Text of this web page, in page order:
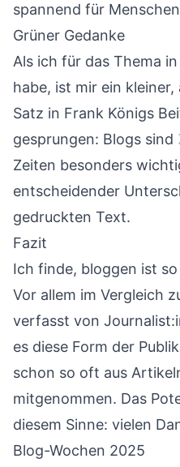
spannend für
Grüner Gedanke
Als ich für das Thema
habe, ist mir ein
Satz in Frank Königs
gesprungen: Blogs sind
Zeiten besonders
entscheidender
gedruckten Text.
Fazit
Ich finde, bloggen ist
Vor allem im Vergleich
verfasst von
es diese Form der
schon so oft aus
mitgenommen. Das
diesem Sinne: vielen
Blog-Wochen 2025